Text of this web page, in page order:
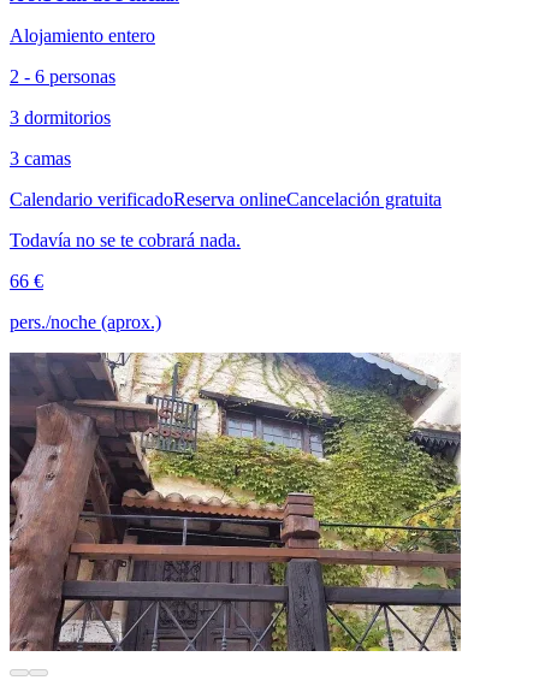
Alojamiento entero
2 - 6 personas
3 dormitorios
3 camas
Calendario verificadoReserva onlineCancelación gratuita
Todavía no se te cobrará nada.
66 €
pers./noche (aprox.)